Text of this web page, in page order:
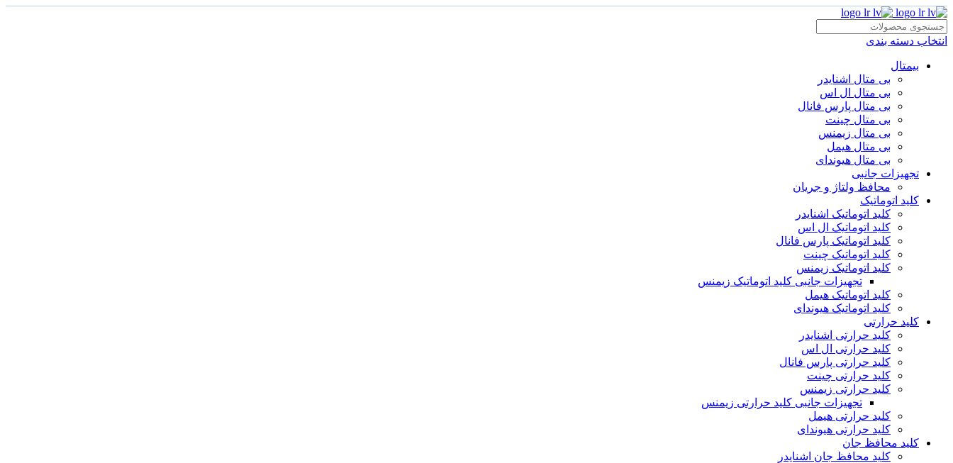
انتخاب دسته بندی
بیمتال
بی متال اشنایدر
بی متال ال اس
بی متال پارس فانال
بی متال چینت
بی متال زیمنس
بی متال هیمل
بی متال هیوندای
تجهیزات جانبی
محافظ ولتاژ و‌ جریان
کلید اتوماتیک
کلید اتوماتیک اشنایدر
کلید اتوماتیک ال اس
کلید اتوماتیک پارس فانال
کلید اتوماتیک چینت
کلید اتوماتیک زیمنس
تجهیزات جانبی کلید اتوماتیک زیمنس
کلید اتوماتیک هیمل
کلید اتوماتیک هیوندای
کلید حرارتی
کلید حرارتی اشنایدر
کلید حرارتی ال اس
کلید حرارتی پارس فانال
کلید حرارتی چینت
کلید حرارتی زیمنس
تجهیزات جانبی کلید حرارتی زیمنس
کلید حرارتی هیمل
کلید حرارتی هیوندای
کلید محافظ جان
کلید محافظ جان اشنایدر